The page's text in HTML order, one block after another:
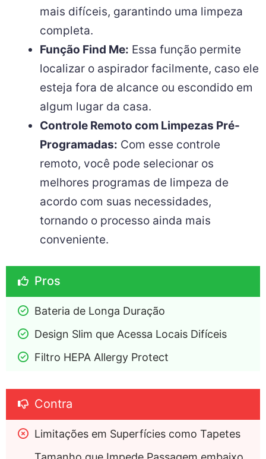
mais difíceis, garantindo uma limpeza
completa.
Função Find Me: Essa função permite
localizar o aspirador facilmente, caso ele
esteja fora de alcance ou escondido em
algum lugar da casa.
Controle Remoto com Limpezas Pré-
Programadas: Com esse controle
remoto, você pode selecionar os
melhores programas de limpeza de
acordo com suas necessidades,
tornando o processo ainda mais
conveniente.
Pros
Bateria de Longa Duração
Design Slim que Acessa Locais Difíceis
Filtro HEPA Allergy Protect
Contra
Limitações em Superfícies como Tapetes